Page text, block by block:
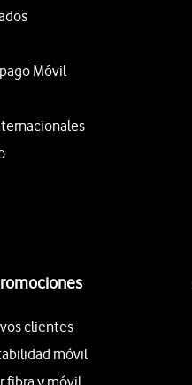
Móvil
clientes
móvil
fibra y móvil